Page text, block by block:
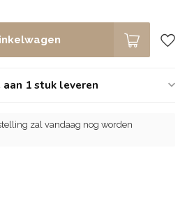
1 stuk leveren
zal vandaag nog worden